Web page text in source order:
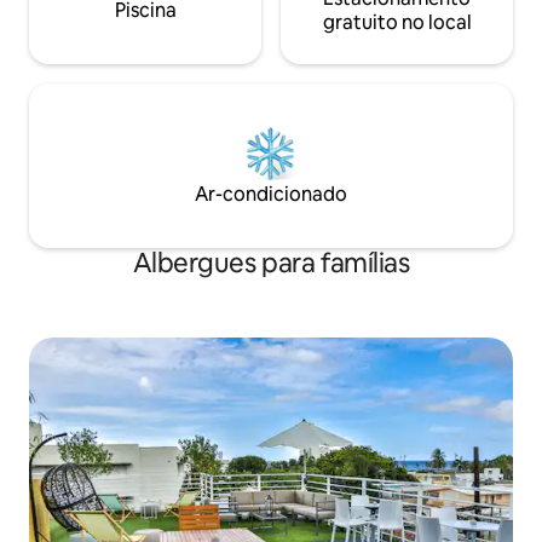
Piscina
gratuito no local
Ar-condicionado
Albergues para famílias